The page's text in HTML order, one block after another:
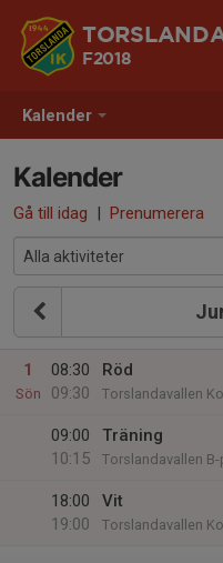
Kalender
F2018
Kalender
Gå till idag | Prenumerera
1
Sön
08:30
09:30
Röd
Torslandavallen
09:00
10:15
Träning
Torslandavallen B-
18:00
19:00
Vit
Torslandavallen